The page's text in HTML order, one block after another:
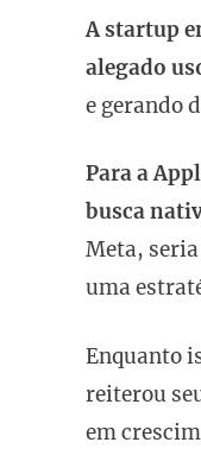
A startup
alegado
e gerando
Para a
busca
Meta,
uma
Enquanto
reiterou
em